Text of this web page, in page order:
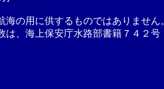
海の用に供するものではありませ
は、海上保安庁水路部書籍７４２